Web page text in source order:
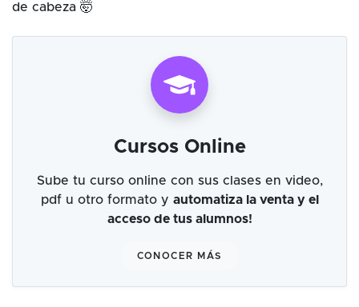
de cabeza 🤯
Cursos Online
Sube tu curso online con sus clases en video,
pdf u otro formato y automatiza la venta y el
acceso de tus alumnos!
CONOCER MÁS